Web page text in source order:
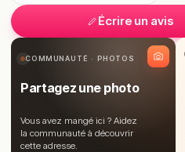
Écrire un avis
COMMUNAUTÉ · PHOTOS
Partagez une photo
Vous avez mangé ici ? Aidez
la communauté à découvrir
cette adresse.